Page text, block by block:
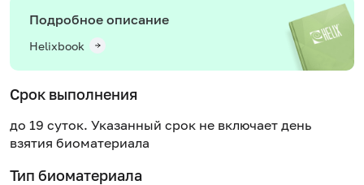
Подробное описание
Helixbook
Срок выполнения
до 19 суток. Указанный срок не включает день
взятия биоматериала
Тип биоматериала